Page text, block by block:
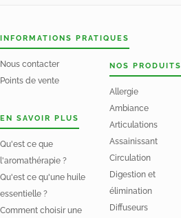
INFORMATIONS PRATIQUES
Nous contacter
Points de vente
EN SAVOIR PLUS
Qu'est ce que
l'aromathérapie ?
Qu'est ce qu'une huile
essentielle ?
Comment choisir une
NOS PRODUITS
Allergie
Ambiance
Articulations
Assainissant
Circulation
Digestion et
élimination
Diffuseurs